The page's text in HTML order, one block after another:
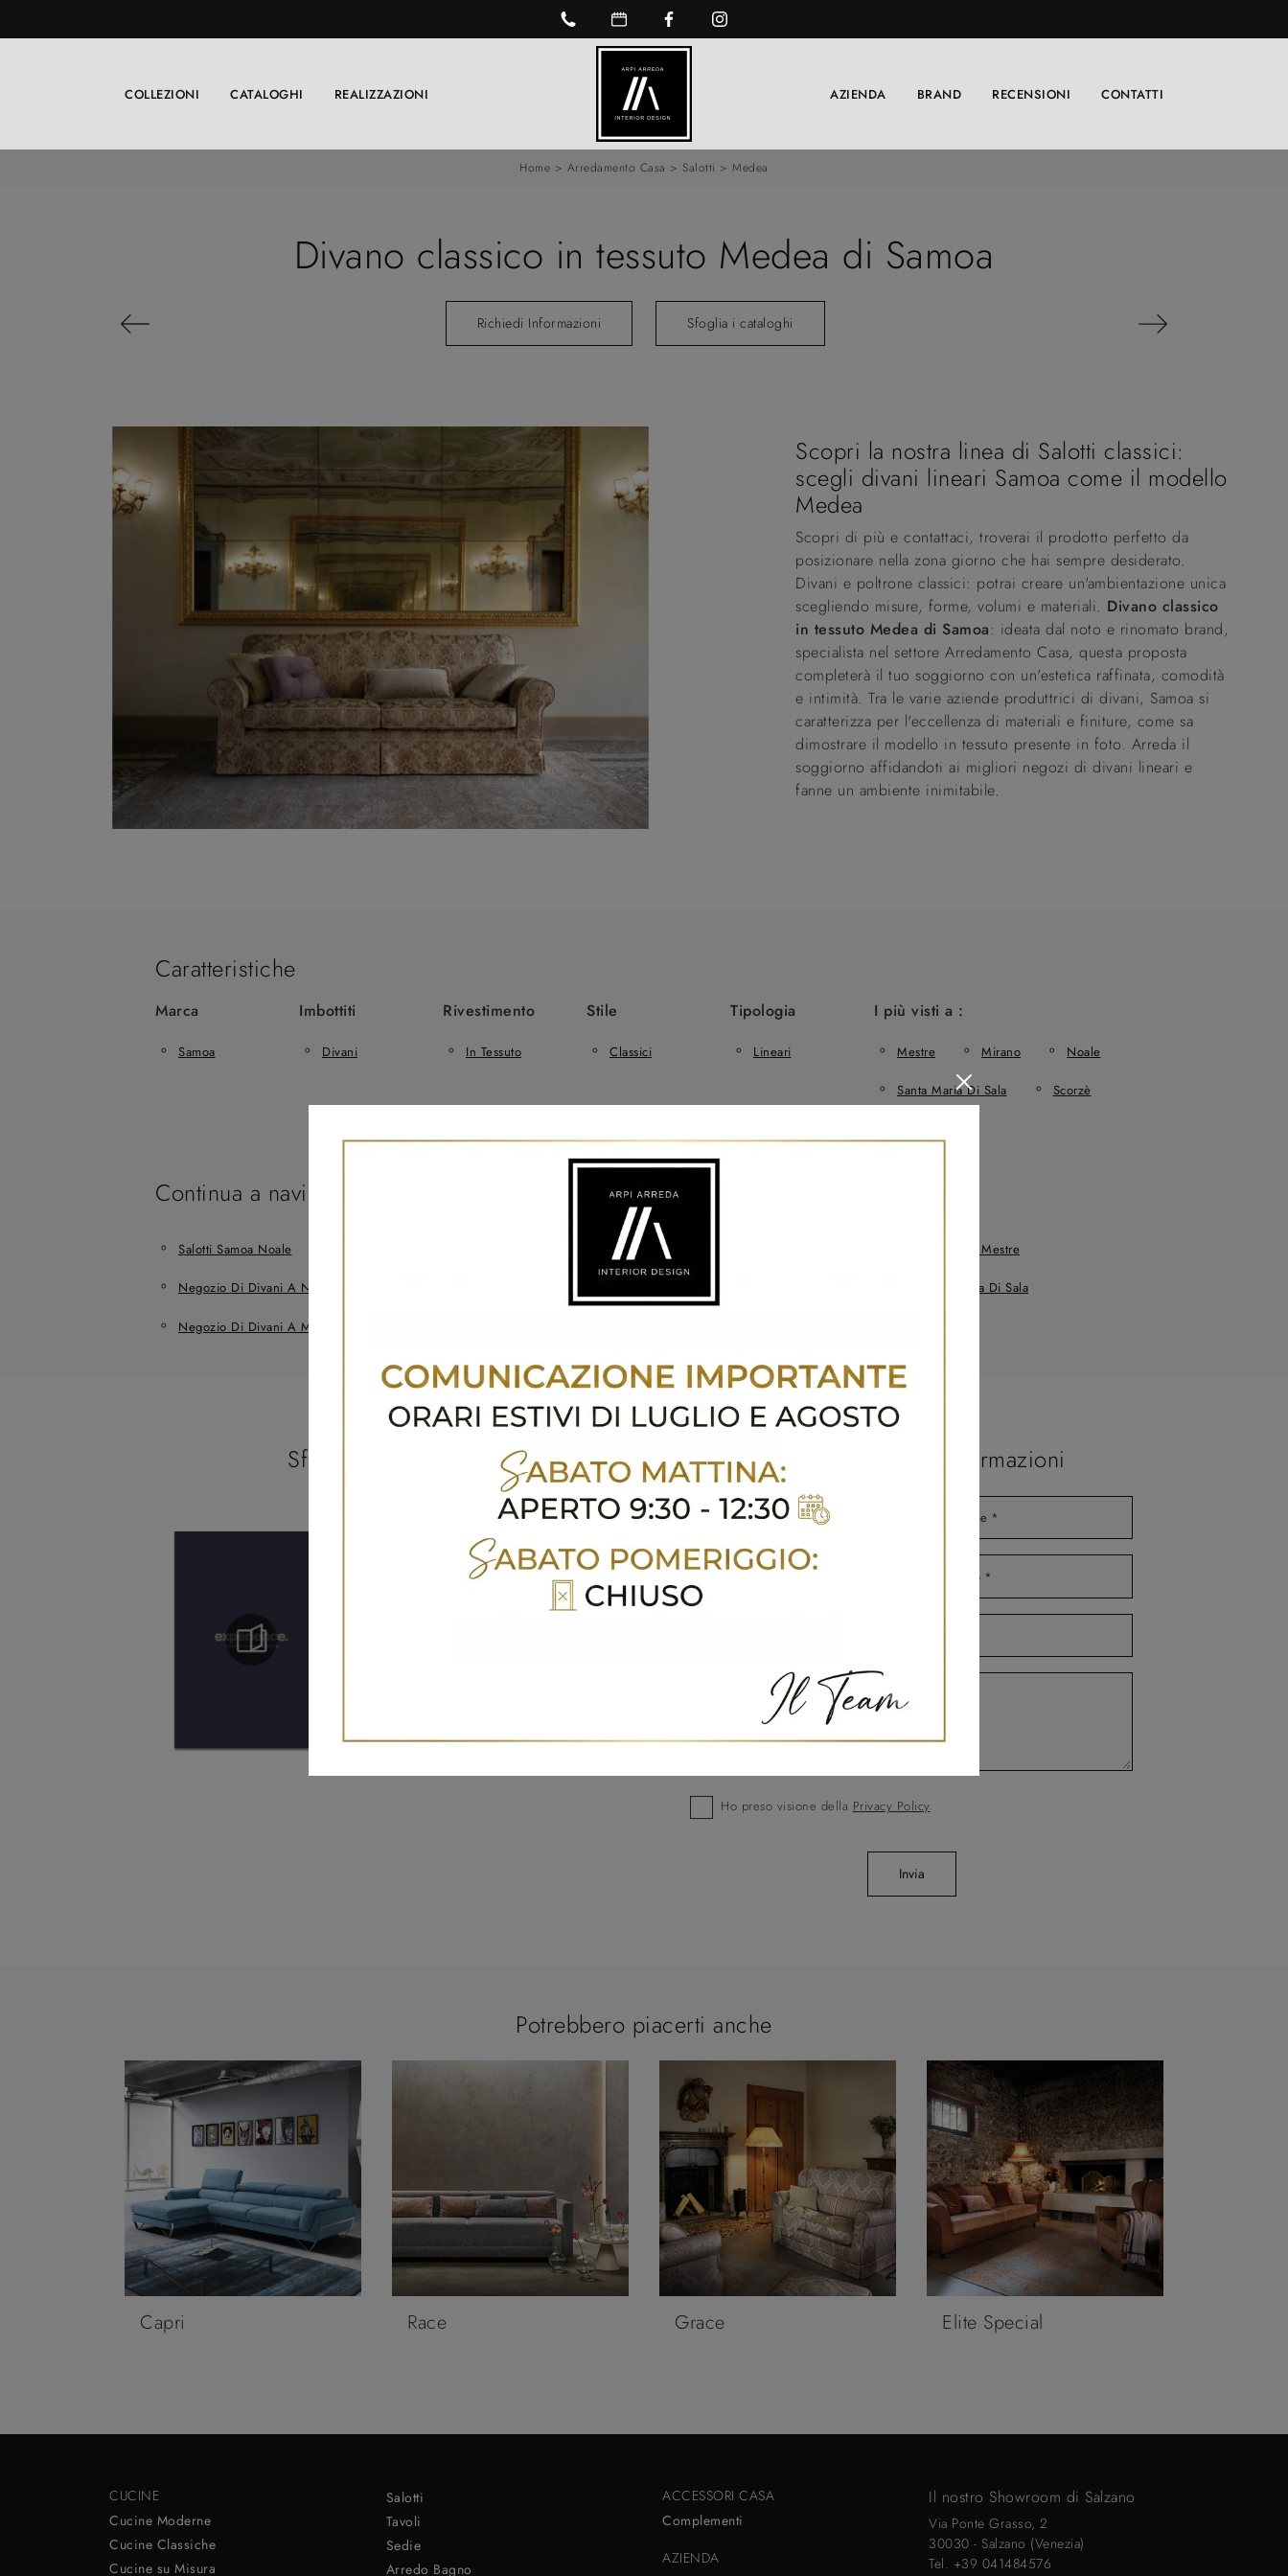
COLLEZIONI CATALOGHI REALIZZAZIONI AZIENDA BRAND RECENSIONI CONTATTI
Home > Arredamento Casa > Salotti >Medea
Divano classico in tessuto Medea di Samoa
Richiedi Informazioni Sfoglia i cataloghi
Scopri la nostra linea di Salotti classici:
scegli divani lineari Samoa come il modello
Medea
Scopri di più e contattaci, troverai il prodotto perfetto da
posizionare nella zona giorno che hai sempre desiderato.
Divani e poltrone classici: potrai creare un'ambientazione unica
scegliendo misure, forme, volumi e materiali. Divano classico
in tessuto Medea di Samoa: ideata dal noto e rinomato brand,
specialista nel settore Arredamento Casa, questa proposta
completerà il tuo soggiorno con un'estetica raffinata, comodità
e intimità. Tra le varie aziende produttrici di divani, Samoa si
caratterizza per l'eccellenza di materiali e finiture, come sa
dimostrare il modello in tessuto presente in foto. Arreda il
soggiorno affidandoti ai migliori negozi di divani lineari e
fanne un ambiente inimitabile.
Caratteristiche
Marca
Samoa
Imbottiti
Divani
Rivestimento
In Tessuto
Stile
Classici
Tipologia
Lineari
I più visti a :
Mestre Mirano Noale
Santa Maria Di Sala Scorzè
Continua a navigare
Salotti Samoa Noale Salotti Samoa Scorzè Salotti Samoa Santa Maria Di Sala Salotti Samoa Mestre
Negozio Di Divani A Noale Negozio Di Divani A Santa Maria Di Sala
Negozio Di Divani A Mestre
Sfoglia i cataloghi Richiedi Maggiori Informazioni
Ho preso visione della Privacy Policy
Invia
Potrebbero piacerti anche
Capri Race Grace Elite Special
CUCINE
Cucine Moderne
Cucine Classiche
Cucine su Misura
Salotti
Tavoli
Sedie
Arredo Bagno
ACCESSORI CASA
Complementi
AZIENDA
Il nostro Showroom di Salzano
Via Ponte Grasso, 2
30030 - Salzano (Venezia)
Tel. +39 041484576